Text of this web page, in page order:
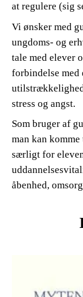
at regulere (sig
Vi ønsker med
ungdoms- og
tale med elever
forbindelse med
stress og angst.
Som bruger af
man kan
særligt for
åbenhed,